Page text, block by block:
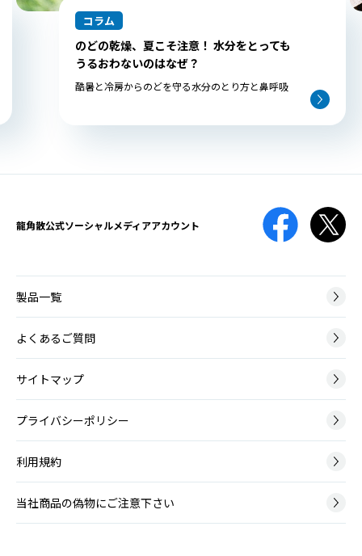
コラム
のどの乾燥、夏こそ注意！ 水分をとっても
うるおわないのはなぜ？
酷暑と冷房からのどを守る水分のとり方と鼻呼吸
龍角散公式ソーシャルメディアアカウント
製品一覧
よくあるご質問
サイトマップ
プライバシーポリシー
利用規約
当社商品の偽物にご注意下さい